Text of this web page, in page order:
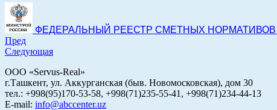
ФЕДЕРАЛЬНЫЙ РЕЕСТР СМЕТНЫХ НОРМАТИВОВ на
Пред
Следующая
ООО «Servus-Real»
г.Ташкент, ул. Аккурганская (быв. Новомосковская), дом 30
тел.: +998(95)170-53-58, +998(71)235-55-41, +998(71)234-44-13
E-mail: info@abccenter.uz